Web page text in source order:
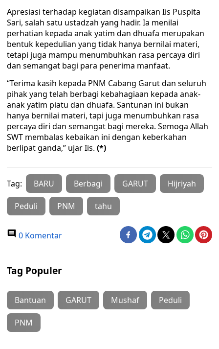
Apresiasi terhadap kegiatan disampaikan Iis Puspita
Sari, salah satu ustadzah yang hadir. Ia menilai
perhatian kepada anak yatim dan dhuafa merupakan
bentuk kepedulian yang tidak hanya bernilai materi,
tetapi juga mampu menumbuhkan rasa percaya diri
dan semangat bagi para penerima manfaat.
“Terima kasih kepada PNM Cabang Garut dan seluruh
pihak yang telah berbagi kebahagiaan kepada anak-
anak yatim piatu dan dhuafa. Santunan ini bukan
hanya bernilai materi, tapi juga menumbuhkan rasa
percaya diri dan semangat bagi mereka. Semoga Allah
SWT membalas kebaikan ini dengan keberkahan
berlipat ganda,” ujar Iis. (*)
Tag: BARU Berbagi GARUT Hijriyah
Peduli PNM tahu
0 Komentar
Tag Populer
Bantuan GARUT Mushaf Peduli
PNM